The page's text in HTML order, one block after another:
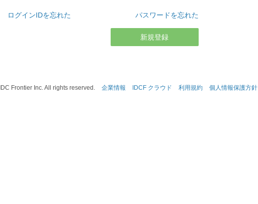
ログインIDを忘れた パスワードを忘れた
新規登録
IDC Frontier Inc. All rights reserved. 企業情報 IDCF クラウド 利用規約 個人情報保護方針